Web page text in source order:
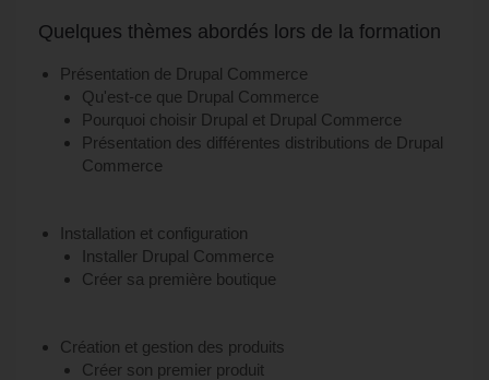
Quelques thèmes abordés lors de la formation
Présentation de Drupal Commerce
Qu'est-ce que Drupal Commerce
Pourquoi choisir Drupal et Drupal Commerce
Présentation des différentes distributions de Drupal
Commerce
Installation et configuration
Installer Drupal Commerce
Créer sa première boutique
Création et gestion des produits
Créer son premier produit